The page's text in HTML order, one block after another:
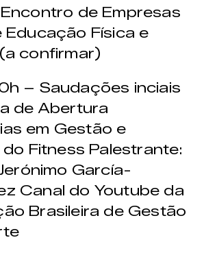
de Empresas
Educação Física e
confirmar)
– Saudações inciais
de Abertura
em Gestão e
Fitness Palestrante:
García-
Canal do Youtube da
Brasileira de Gestão